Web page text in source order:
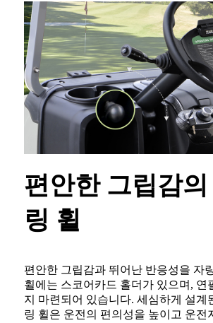
편안한 그립감
링 휠
편안한 그립감과 뛰어난 반응성을 자
휠에는 스코어카드 홀더가 있으며, 연
지 마련되어 있습니다. 세심하게 설계
링 휠은 운전의 편의성을 높이고 운전